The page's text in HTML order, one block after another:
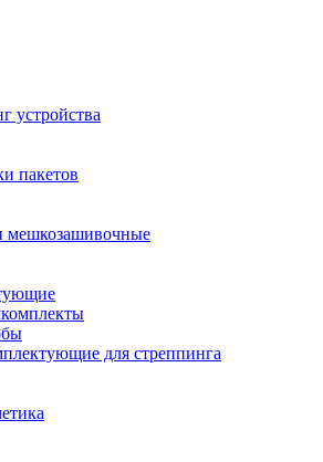
устройства
пакетов
для стреппинга